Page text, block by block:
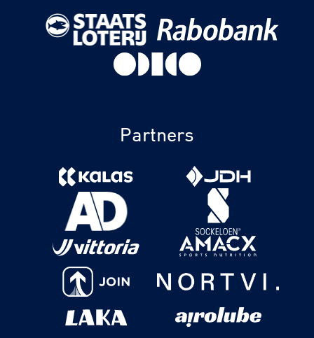
Partners